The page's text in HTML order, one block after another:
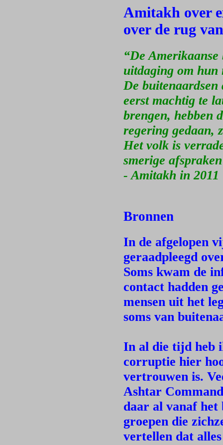
Amitakh over
over de rug
“De
uitdaging om hun
De buitenaardsen
eerst machtig te
brengen, hebben
regering gedaan,
Het volk is
smerige
- Amitakh in 2011
Bronnen
In de afgelopen
geraadpleegd
Soms kwam de
contact hadden
mensen uit het
soms van
In al die tijd heb
corruptie hier
vertrouwen is.
Ashtar
daar al vanaf het
groepen die
vertellen dat